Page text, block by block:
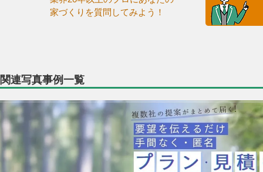
家づくりを質問してみよう！
関連写真事例一覧